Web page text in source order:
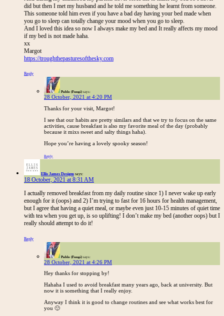
did but then I met my husband and he told me something he learnt from someone.
This someone told him even if you have a bad day having your bed made when
you go to sleep can totally change your mood when you go to sleep.
And I loved this idea so now I always make my bed and It really affects my mood
if my bed is not made haha.
xx
Margot
https://troughthepasturesofthesky.com
Reply
Pablo (Fungi) says:
28 October, 2021 at 4:20 PM
Thanks for your visit, Margot!
I see that our habits are pretty similars and that we try to focus on the same
activities, cause breakfast is also my favorite meal of the day (probably
because it mixs sweet and salty things haha).
Hope you’re having a lovely spooky season!
Reply
Ellis James Designs says:
18 October, 2021 at 8:31 AM
I actually removed breakfast from my daily routine since 1) I never wake up early
enough for it (oops) and 2) I’m trying to fast for 16 hours for health management,
but I agree that having a quiet meal, or maybe even just 10-15 minutes of quiet time
with tea when you get up, is so uplifting! I don’t make my bed (another oops) but I
really should attempt to do it!
Reply
Pablo (Fungi) says:
28 October, 2021 at 4:26 PM
Hey thanks for stopping by!
Hahaha I used to avoid breakfast many years ago, back at university. But
now it is something that I really enjoy.
Anyway I think it is good to change routines and see what works best for
you 🙂